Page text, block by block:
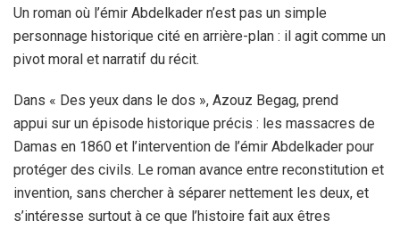
Un roman où l’émir Abdelkader n’est pas un simple
personnage historique cité en arrière-plan : il agit comme un
pivot moral et narratif du récit.
Dans « Des yeux dans le dos », Azouz Begag, prend
appui sur un épisode historique précis : les massacres de
Damas en 1860 et l’intervention de l’émir Abdelkader pour
protéger des civils. Le roman avance entre reconstitution et
invention, sans chercher à séparer nettement les deux, et
s’intéresse surtout à ce que l’histoire fait aux êtres